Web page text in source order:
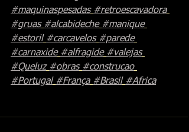
#maquinaspesadas #retroescavadora
#gruas #alcabideche #manique
#estoril #carcavelos #parede
#carnaxide #alfragide #valejas
#Queluz #obras #construcao
#Portugal #França #Brasil #Africa